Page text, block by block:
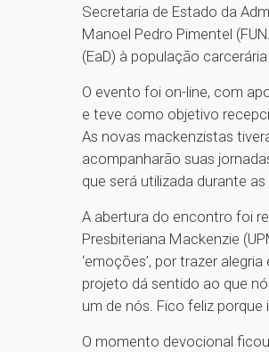
Secretaria de Estado da
Manoel Pedro Pimentel
(EaD) à população
O evento foi on-line, com
e teve como objetivo
As novas mackenzistas
acompanharão suas
que será utilizada durante
A abertura do encontro foi
Presbiteriana Mackenzie
‘emoções’, por trazer
projeto dá sentido ao que
um de nós. Fico feliz
O momento devocional